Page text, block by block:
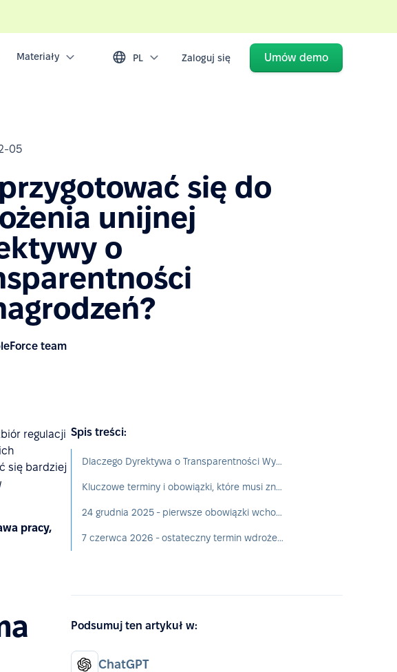
Materiały PL Zaloguj się Umów demo
05
się do
unijnej
o
team
regulacji
się bardziej
pracy,
Spis treści:
Dlaczego Dyrektywa o Transparentności Wynagrodzeń ma znaczenie dla HR?
Kluczowe terminy i obowiązki, które musi znać HR
24 grudnia 2025 - pierwsze obowiązki wchodzą w życie w części krajów (np. w Polsce)
7 czerwca 2026 - ostateczny termin wdrożenia dyrektywy w całej UE
Podsumuj ten artykuł w:
ChatGPT